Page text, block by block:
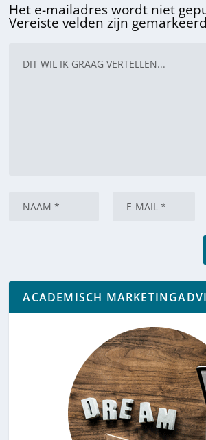
Het e-mailadres wordt niet
Vereiste velden zijn
ACADEMISCH